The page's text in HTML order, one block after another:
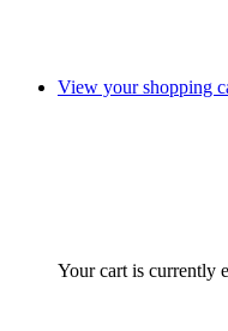
View your shopping
Your cart is currently